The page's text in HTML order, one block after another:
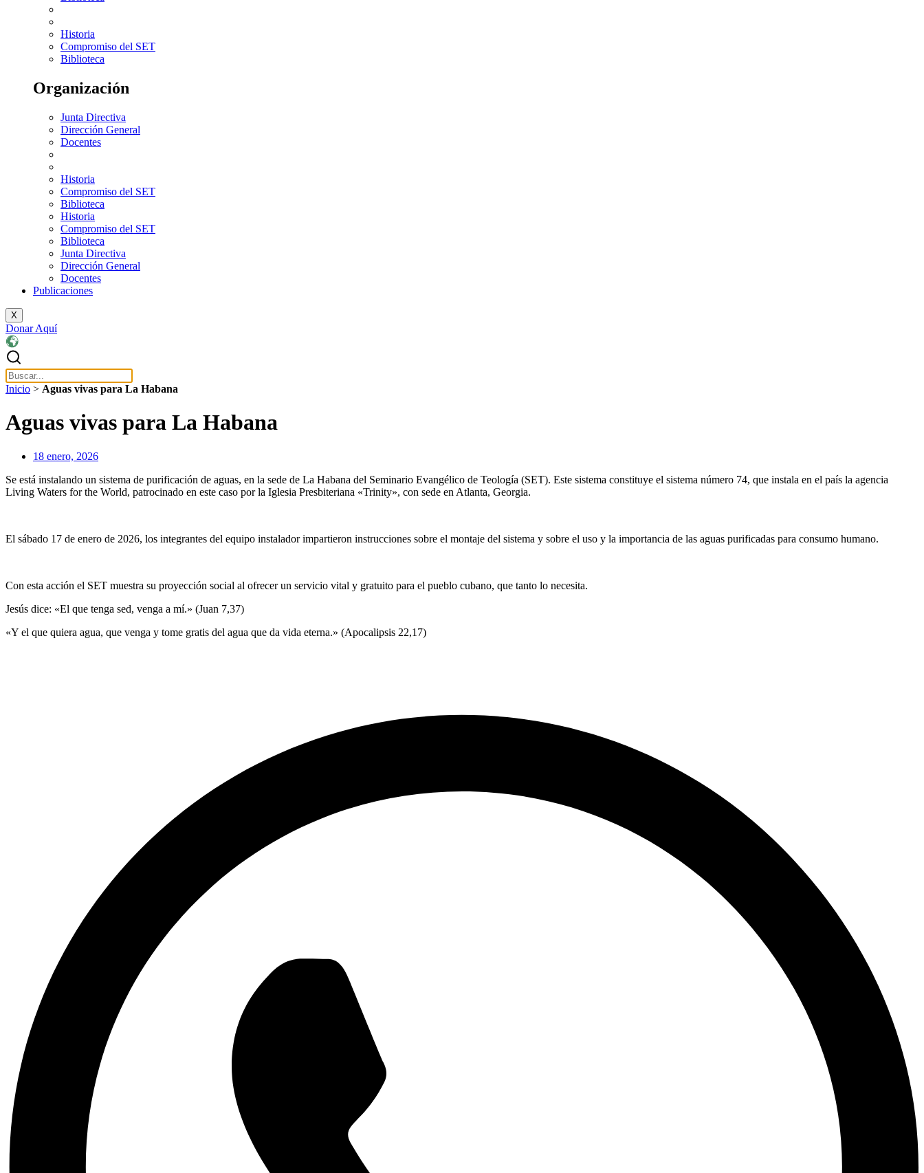
Historia
Compromiso del SET
Biblioteca
Organización
Junta Directiva
Dirección General
Docentes
Historia
Compromiso del SET
Biblioteca
Historia
Compromiso del SET
Biblioteca
Junta Directiva
Dirección General
Docentes
Publicaciones
X
Donar Aquí
Inicio > Aguas vivas para La Habana
Aguas vivas para La Habana
18 enero, 2026
Se está instalando un sistema de purificación de aguas, en la sede de La Habana del Seminario Evangélico de Teología (SET). Este sistema constituye el sistema número 74, que instala en el país la agencia
Living Waters for the World, patrocinado en este caso por la Iglesia Presbiteriana «Trinity», con sede en Atlanta, Georgia.
El sábado 17 de enero de 2026, los integrantes del equipo instalador impartieron instrucciones sobre el montaje del sistema y sobre el uso y la importancia de las aguas purificadas para consumo humano.
Con esta acción el SET muestra su proyección social al ofrecer un servicio vital y gratuito para el pueblo cubano, que tanto lo necesita.
Jesús dice: «El que tenga sed, venga a mí.» (Juan 7,37)
«Y el que quiera agua, que venga y tome gratis del agua que da vida eterna.» (Apocalipsis 22,17)